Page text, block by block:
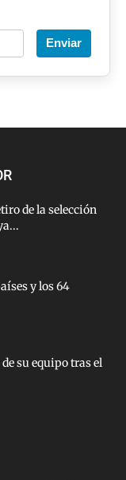
Enviar
de la selección
y los 64
su equipo tras el